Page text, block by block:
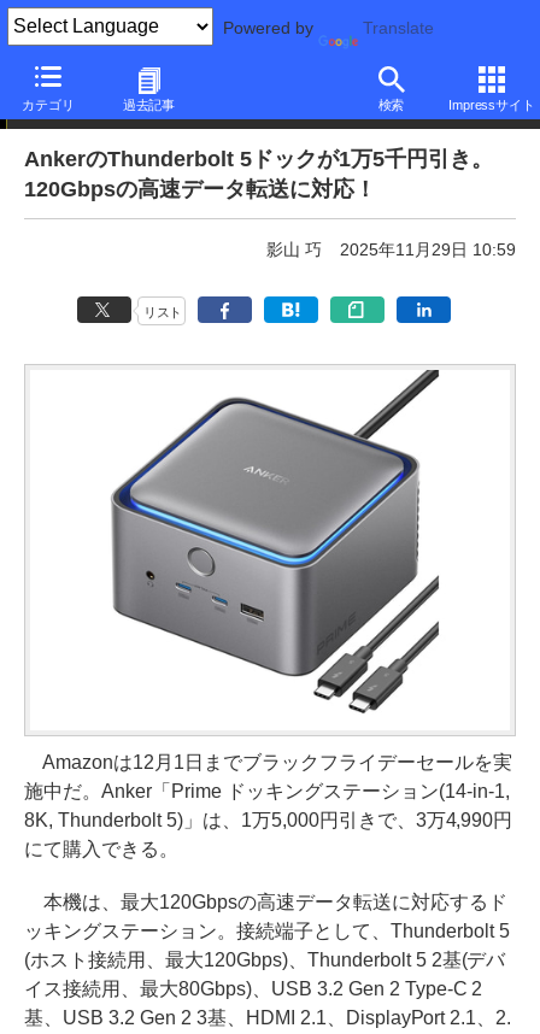
Powered by Translate
カテゴリ 過去記事 検索 Impressサイト
本日みつけたお買い得品
AnkerのThunderbolt 5ドックが1万5千円引き。
120Gbpsの高速データ転送に対応！
影山 巧 2025年11月29日 10:59
リスト
Amazonは12月1日までブラックフライデーセールを実
施中だ。Anker「Prime ドッキングステーション(14-in-1,
8K, Thunderbolt 5)」は、1万5,000円引きで、3万4,990円
にて購入できる。
本機は、最大120Gbpsの高速データ転送に対応するド
ッキングステーション。接続端子として、Thunderbolt 5
(ホスト接続用、最大120Gbps)、Thunderbolt 5 2基(デバ
イス接続用、最大80Gbps)、USB 3.2 Gen 2 Type-C 2
基、USB 3.2 Gen 2 3基、HDMI 2.1、DisplayPort 2.1、2.